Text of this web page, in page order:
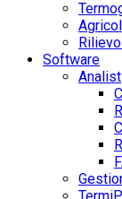
Software
Analist